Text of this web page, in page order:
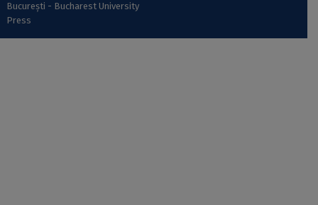
București - Bucharest University
Press